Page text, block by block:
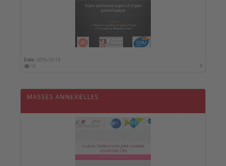
Date : 2016-10-13
12
0
MASSES ANNEXIELLES